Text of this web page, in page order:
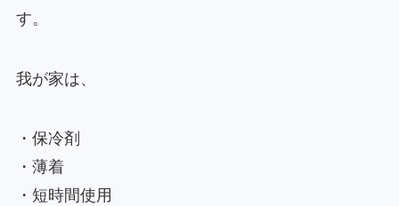
す。
我が家は、
・保冷剤
・薄着
・短時間使用